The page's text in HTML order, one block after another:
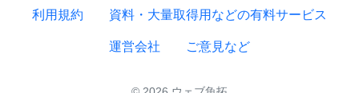
利用規約 資料・大量取得用などの有料サービス
運営会社 ご意見など